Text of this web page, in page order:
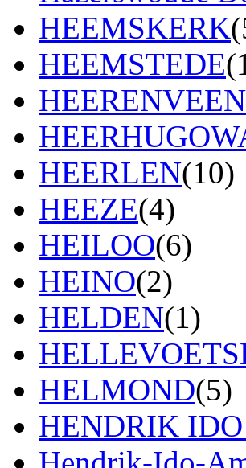
HEEMSKERK
HEEMSTEDE
HEERENVEEN
HEERLEN(10)
HEEZE(4)
HEILOO(6)
HEINO(2)
HELDEN(1)
HELMOND(5)
HENDRIK